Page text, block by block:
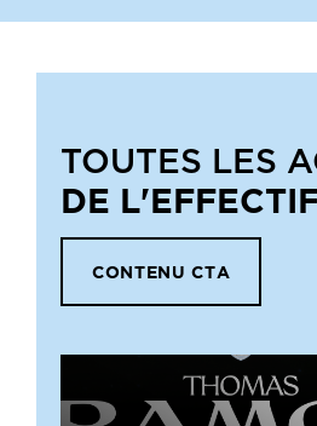
TOUTES LES
DE
CONTENU CTA